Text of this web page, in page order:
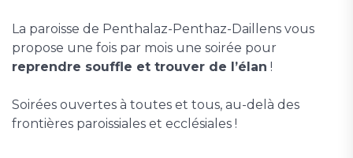
La paroisse de Penthalaz-Penthaz-Daillens vous
propose une fois par mois une soirée pour
reprendre souffle et trouver de l’élan !
Soirées ouvertes à toutes et tous, au-delà des
frontières paroissiales et ecclésiales !